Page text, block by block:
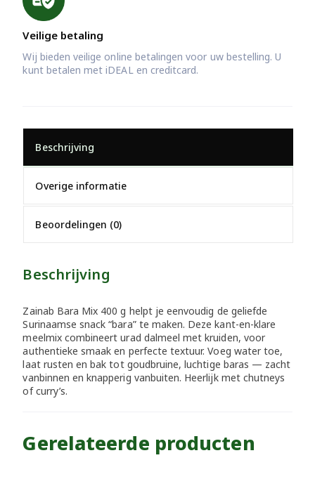
Veilige betaling
Wij bieden veilige online betalingen voor uw bestelling. U
kunt betalen met iDEAL en creditcard.
Beschrijving
Overige informatie
Beoordelingen (0)
Beschrijving
Zainab Bara Mix 400 g helpt je eenvoudig de geliefde
Surinaamse snack “bara” te maken. Deze kant-en-klare
meelmix combineert urad dalmeel met kruiden, voor
authentieke smaak en perfecte textuur. Voeg water toe,
laat rusten en bak tot goudbruine, luchtige baras — zacht
vanbinnen en knapperig vanbuiten. Heerlijk met chutneys
of curry’s.
Gerelateerde producten